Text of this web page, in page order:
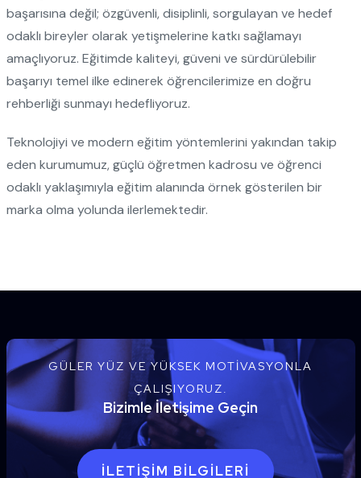
başarısına değil; özgüvenli, disiplinli, sorgulayan ve hedef
odaklı bireyler olarak yetişmelerine katkı sağlamayı
amaçlıyoruz. Eğitimde kaliteyi, güveni ve sürdürülebilir
başarıyı temel ilke edinerek öğrencilerimize en doğru
rehberliği sunmayı hedefliyoruz.
Teknolojiyi ve modern eğitim yöntemlerini yakından takip
eden kurumumuz, güçlü öğretmen kadrosu ve öğrenci
odaklı yaklaşımıyla eğitim alanında örnek gösterilen bir
marka olma yolunda ilerlemektedir.
GÜLER YÜZ VE YÜKSEK MOTIVASYONLA
ÇALIŞIYORUZ.
Bizimle İletişime Geçin
İLETIŞIM BILGILERI